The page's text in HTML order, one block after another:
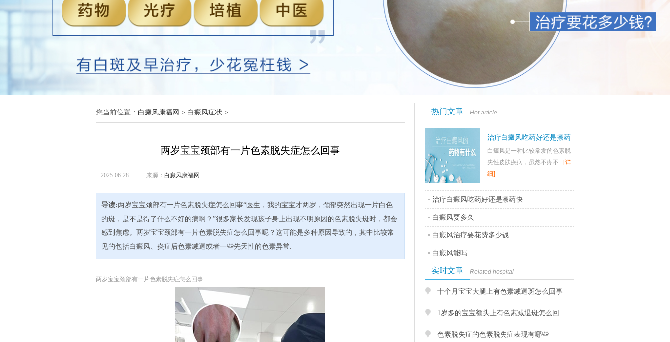
您当前位置： 白癜风康福网 > 白癜风症状 >
两岁宝宝颈部有一片色素脱失症怎么回事
2025-06-28 来源： 白癜风康福网
导读:两岁宝宝颈部有一片色素脱失症怎么回事“医生，我的宝宝才两岁，颈部突然出现一片白色
的斑，是不是得了什么不好的病啊？”很多家长发现孩子身上出现不明原因的色素脱失斑时，都会
感到焦虑。两岁宝宝颈部有一片色素脱失症怎么回事呢？这可能是多种原因导致的，其中比较常
见的包括白癜风、炎症后色素减退或者一些先天性的色素异常.
两岁宝宝颈部有一片色素脱失症怎么回事
热门文章 Hot article
治疗白癜风吃药好还是擦药
快
白癜风是一种比较常发的色素脱
失性皮肤疾病，虽然不疼不...[详
细]
治疗白癜风吃药好还是擦药快
白癜风要多久
白癜风治疗要花费多少钱
白癜风能吗
实时文章 Related hospital
十个月宝宝大腿上有色素减退斑怎么回事
1岁多的宝宝额头上有色素减退斑怎么回
色素脱失症的色素脱失症表现有哪些